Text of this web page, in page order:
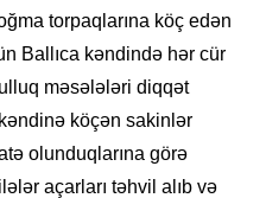
torpaqlarına köç edən
Ballıca kəndində hər cür
məsələləri diqqət
köçən sakinlər
olunduqlarına görə
açarları təhvil alıb və